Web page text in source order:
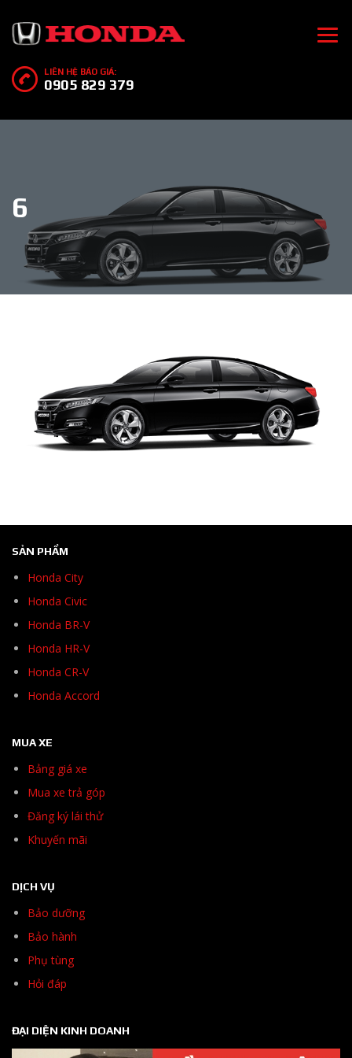
LIÊN HỆ BÁO GIÁ:
0905 829 379
6
SẢN PHẨM
Honda City
Honda Civic
Honda BR-V
Honda HR-V
Honda CR-V
Honda Accord
MUA XE
Bảng giá xe
Mua xe trả góp
Đăng ký lái thử
Khuyến mãi
DỊCH VỤ
Bảo dưỡng
Bảo hành
Phụ tùng
Hỏi đáp
ĐẠI DIỆN KINH DOANH